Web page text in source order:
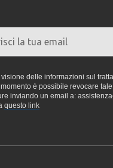
delle informazioni sul
è possibile revocare
inviando un email a:
questo link